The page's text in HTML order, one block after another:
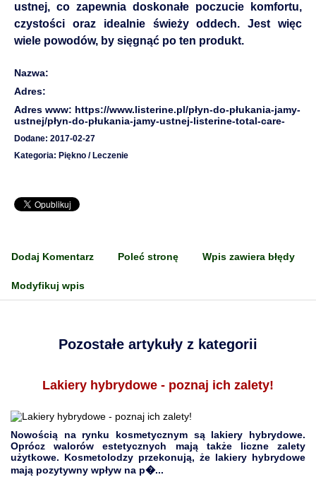
ustnej, co zapewnia doskonałe poczucie komfortu,
czystości oraz idealnie świeży oddech. Jest więc
wiele powodów, by sięgnąć po ten produkt.
Nazwa:
Adres:
Adres www: https://www.listerine.pl/płyn-do-płukania-jamy-
ustnej/płyn-do-płukania-jamy-ustnej-listerine-total-care-
Dodane: 2017-02-27
Kategoria: Piękno / Leczenie
Dodaj Komentarz Poleć stronę Wpis zawiera błędy
Modyfikuj wpis
Pozostałe artykuły z kategorii
Lakiery hybrydowe - poznaj ich zalety!
Nowością na rynku kosmetycznym są lakiery hybrydowe.
Oprócz walorów estetycznych mają także liczne zalety
użytkowe. Kosmetolodzy przekonują, że lakiery hybrydowe
mają pozytywny wpływ na p�...